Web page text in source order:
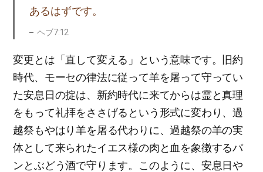
あるはずです。
ヘブ7:12
変更とは「直して変える」という意味です。旧約
時代、モーセの律法に従って羊を屠って守ってい
た安息日の掟は、新約時代に来てからは霊と真理
をもって礼拝をささげるという形式に変わり、過
越祭もやはり羊を屠る代わりに、過越祭の羊の実
体として来られたイエス様の肉と血を象徴するパ
ンとぶどう酒で守ります。このように、安息日や